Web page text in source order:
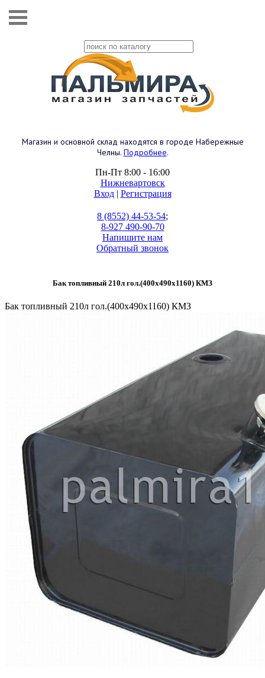
Магазин и основной склад находятся в городе Набережные
Челны. Подробнее.
Пн-Пт 8:00 - 16:00
Нижневартовск
Вход| Регистрация
8 (8552) 44-53-54;
8-927 490-90-70
Напишите нам
Обратный звонок
Бак топливный 210л гол.(400х490х1160) КМЗ
Бак топливный 210л гол.(400х490х1160) КМЗ